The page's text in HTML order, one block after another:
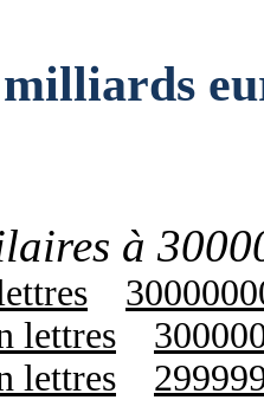
à
lettres
lettres